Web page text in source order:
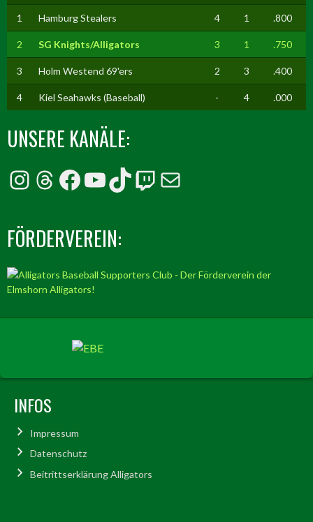
1 Hamburg Stealers 4 1 .800
2 SG Knights/Alligators 3 1 .750
3 Holm Westend 69'ers 2 3 .400
4 Kiel Seahawks (Baseball) - 4 .000
UNSERE KANÄLE:
Instagram
Threads
Facebook
YouTube
TikTok
Twitch
E-Mail
FÖRDERVEREIN:
INFOS
Impressum
Datenschutz
Beitrittserklärung Alligators